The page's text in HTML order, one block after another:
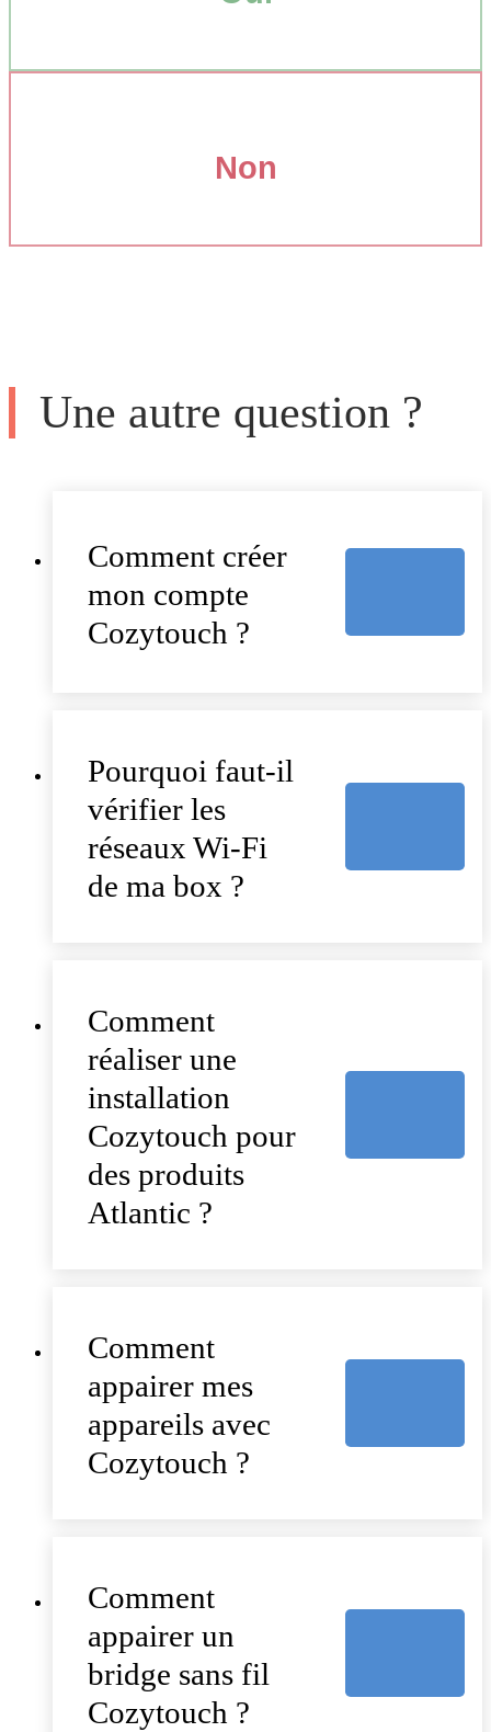
Non
Une autre question ?
Comment créer
mon compte
Cozytouch ?
Pourquoi faut-il
vérifier les
réseaux Wi-Fi
de ma box ?
Comment
réaliser une
installation
Cozytouch pour
des produits
Atlantic ?
Comment
appairer mes
appareils avec
Cozytouch ?
Comment
appairer un
bridge sans fil
Cozytouch ?